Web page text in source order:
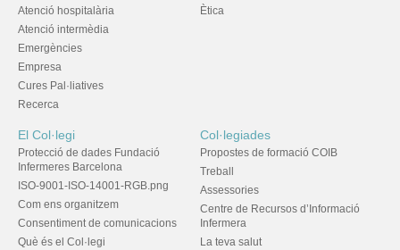
Atenció hospitalària
Atenció intermèdia
Emergències
Empresa
Cures Pal·liatives
Recerca
Ètica
El Col·legi
Protecció de dades Fundació
Infermeres Barcelona
ISO-9001-ISO-14001-RGB.png
Com ens organitzem
Consentiment de comunicacions
Què és el Col·legi
Col·legiades
Propostes de formació COIB
Treball
Assessories
Centre de Recursos d’Informació
Infermera
La teva salut